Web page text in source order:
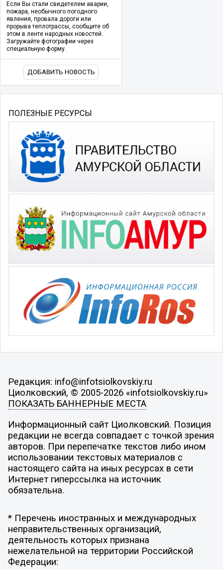
Если Вы стали свидетелем аварии,
пожара, необычного погодного
явления, провала дороги или
прорыва теплотрассы, сообщите об
этом в ленте народных новостей.
Загружайте фотографии через
специальную форму.
ДОБАВИТЬ НОВОСТЬ
ПОЛЕЗНЫЕ РЕСУРСЫ
Редакция: info@infotsiolkovskiy.ru
Циолковский, © 2005-2026 «infotsiolkovskiy.ru»
ПОКАЗАТЬ БАННЕРНЫЕ МЕСТА
Информационный сайт Циолковский. Позиция
редакции не всегда совпадает с точкой зрения
авторов. При перепечатке текстов либо ином
использовании текстовых материалов с
настоящего сайта на иных ресурсах в сети
Интернет гиперссылка на источник
обязательна.
* Перечень иностранных и международных
неправительственных организаций,
деятельность которых признана
нежелательной на территории Российской
Федерации: